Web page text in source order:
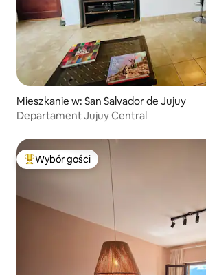
Mieszkanie w: San Salvador de Jujuy
Departament Jujuy Central
Najpopularniejsze z kategorii Wybór gości
Wybór gości